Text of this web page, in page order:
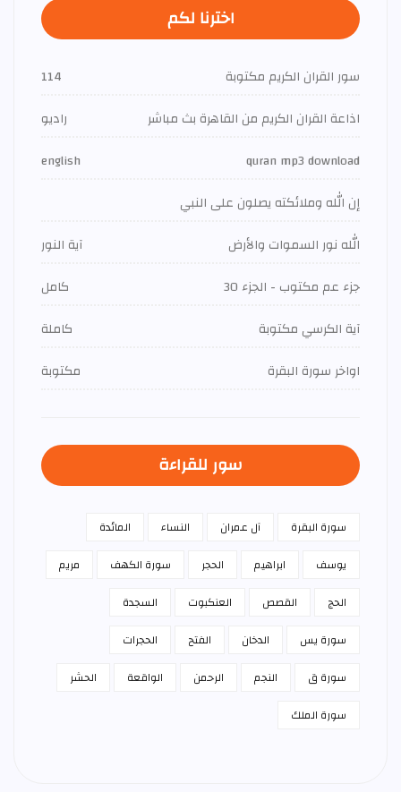
اخترنا لكم
سور القران الكريم مكتوبة
114
اذاعة القران الكريم من القاهرة بث مباشر
راديو
quran mp3 download
english
إن الله وملائكته يصلون على النبي
الله نور السموات والأرض
آية النور
جزء عم مكتوب - الجزء 30
كامل
آية الكرسي مكتوبة
كاملة
اواخر سورة البقرة
مكتوبة
سور للقراءة
سورة البقرة آل عمران النساء
المائدة
يوسف
ابراهيم الحجر سورة الكهف
مريم
الحج
القصص العنكبوت
السجدة
سورة يس
الدخان الفتح
الحجرات
سورة ق
النجم الرحمن الواقعة
الحشر
سورة الملك